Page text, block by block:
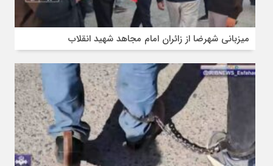
میزبانی شهرضا از زائران امام مجاهد شهید انقلاب